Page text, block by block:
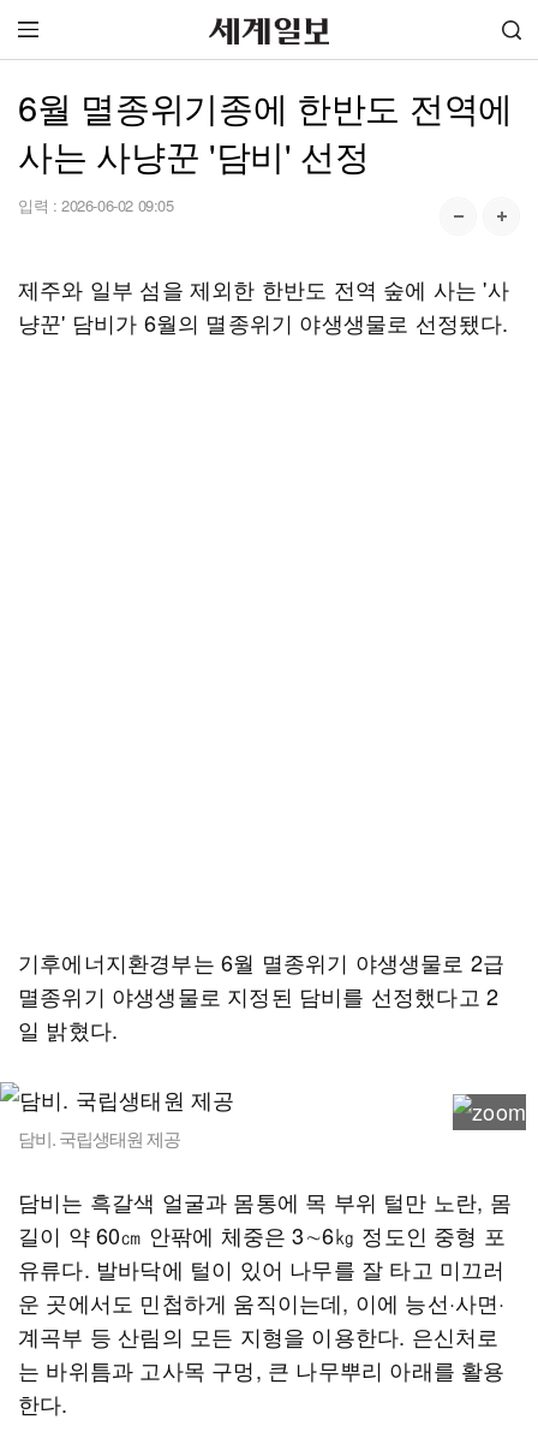
6월 멸종위기종에 한반도 전역에
사는 사냥꾼 '담비' 선정
입력 : 2026-06-02 09:05
제주와 일부 섬을 제외한 한반도 전역 숲에 사는 '사
냥꾼' 담비가 6월의 멸종위기 야생생물로 선정됐다.
기후에너지환경부는 6월 멸종위기 야생생물로 2급
멸종위기 야생생물로 지정된 담비를 선정했다고 2
일 밝혔다.
담비. 국립생태원 제공
담비는 흑갈색 얼굴과 몸통에 목 부위 털만 노란, 몸
길이 약 60㎝ 안팎에 체중은 3∼6㎏ 정도인 중형 포
유류다. 발바닥에 털이 있어 나무를 잘 타고 미끄러
운 곳에서도 민첩하게 움직이는데, 이에 능선·사면·
계곡부 등 산림의 모든 지형을 이용한다. 은신처로
는 바위틈과 고사목 구멍, 큰 나무뿌리 아래를 활용
한다.